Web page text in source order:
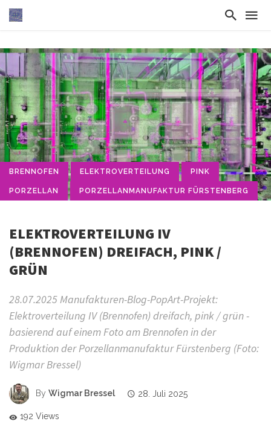
BRENNOFEN ELEKTROVERTEILUNG PINK
PORZELLAN PORZELLANMANUFAKTUR FÜRSTENBERG
ELEKTROVERTEILUNG IV
(BRENNOFEN) DREIFACH, PINK /
GRÜN
28.07.2025 Manufakturen-Blog-PopArt-Projekt:
Elektroverteilung IV (Brennofen) dreifach, pink / grün -
basierend auf einem Foto am Brennofen in der
Produktion der Porzellanmanufaktur Fürstenberg (Foto:
Wigmar Bressel)
By Wigmar Bressel 28. Juli 2025
192 Views